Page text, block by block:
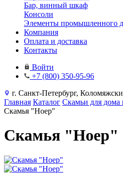
Бар, винный шкаф
Консоли
Элементы промышленного
Компания
Оплата и доставка
Контакты
Войти
+7 (800) 350-95-96
г. Санкт-Петербург,
Главная Каталог Скамьи для дома
Скамья "Ноер"
Скамья "Ноер"